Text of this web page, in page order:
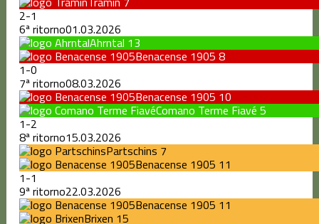
2-1
6ª ritorno01.03.2026
Ahrntal 13
Benacense 1905 8
1-0
7ª ritorno08.03.2026
Benacense 1905 10
Comano Terme Fiavé 5
1-2
8ª ritorno15.03.2026
Partschins 7
Benacense 1905 11
1-1
9ª ritorno22.03.2026
Benacense 1905 11
Brixen 15